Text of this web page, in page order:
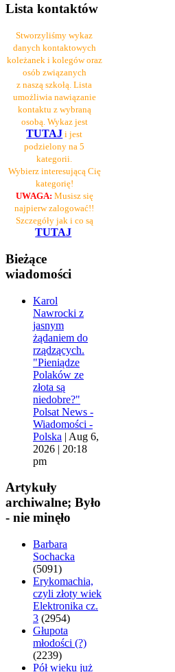
Lista kontaktów
Stworzyliśmy wykaz
danych kontaktowych
koleżanek i kolegów oraz
osób związanych
z naszą szkołą. Lista
umożliwia nawiązanie
kontaktu z wybraną
osobą. Wykaz jest
TUTAJ i jest
podzielony na 5
kategorii.
Wybierz interesującą Cię
kategorię!
UWAGA: Musisz się
najpierw zalogować!!
Szczegóły jak i co są
TUTAJ
Bieżące
wiadomości
Karol
Nawrocki z
jasnym
żądaniem do
rządzących.
"Pieniądze
Polaków ze
złota są
niedobre?"
Polsat News -
Wiadomości -
Polska | Aug 6,
2026 | 20:18
pm
Artykuły
archiwalne; Było
- nie minęło
Barbara
Sochacka
(5091)
Erykomachia,
czyli złoty wiek
Elektronika cz.
3 (2954)
Głupota
młodości (?)
(2239)
Pół wieku już